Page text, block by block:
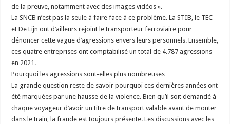
de la preuve, notamment avec des images vidéos ».
La SNCB n’est pas la seule à faire face à ce problème. La STIB, le TEC
et De Lijn ont d’ailleurs rejoint le transporteur ferroviaire pour
dénoncer cette vague d’agressions envers leurs personnels. Ensemble,
ces quatre entreprises ont comptabilisé un total de 4.787 agressions
en 2021.
Pourquoi les agressions sont-elles plus nombreuses
La grande question reste de savoir pourquoi ces dernières années ont
été marquées par une hausse de la violence. Bien qu’il soit demandé à
chaque voyageur d’avoir un titre de transport valable avant de monter
dans le train, la fraude est toujours présente. Les discussions avec les